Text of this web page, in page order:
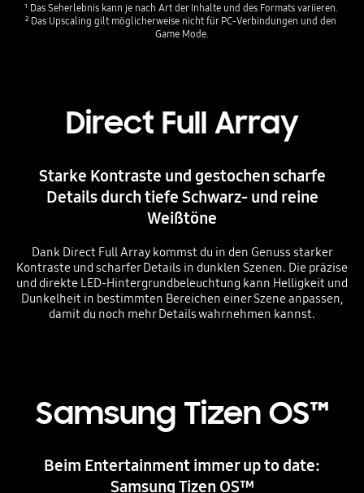
¹ Das Seherlebnis kann je nach Art der Inhalte und des Formats variieren.
² Das Upscaling gilt möglicherweise nicht für PC-Verbindungen und den
Game Mode.
Direct Full Array
Starke Kontraste und gestochen scharfe
Details durch tiefe Schwarz- und reine
Weißtöne
Dank Direct Full Array kommst du in den Genuss starker
Kontraste und scharfer Details in dunklen Szenen. Die präzise
und direkte LED-Hintergrundbeleuchtung kann Helligkeit und
Dunkelheit in bestimmten Bereichen einer Szene anpassen,
damit du noch mehr Details wahrnehmen kannst.
Samsung Tizen OS™
Beim Entertainment immer up to date:
Samsung Tizen OS™